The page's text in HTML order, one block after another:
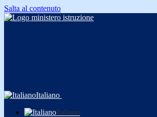
Salta al contenuto
Italiano
Italiano